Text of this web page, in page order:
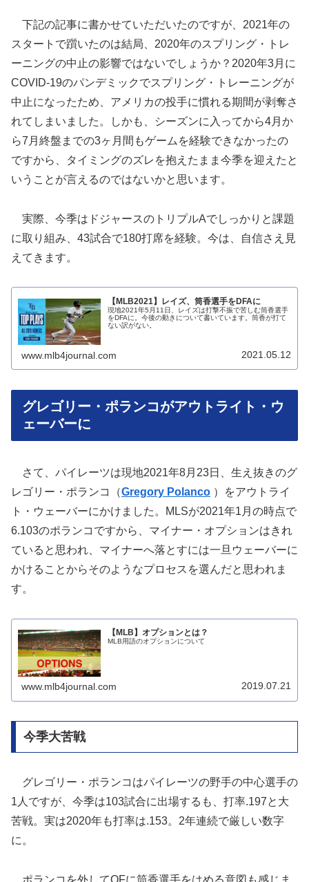
下記の記事に書かせていただいたのですが、2021年の
スタートで躓いたのは結局、2020年のスプリング・トレ
ーニングの中止の影響ではないでしょうか？2020年3月に
COVID-19のパンデミックでスプリング・トレーニングが
中止になったため、アメリカの投手に慣れる期間が剥奪さ
れてしまいました。しかも、シーズンに入ってから4月か
ら7月終盤までの3ヶ月間もゲームを経験できなかったの
ですから、タイミングのズレを抱えたまま今季を迎えたと
いうことが言えるのではないかと思います。
実際、今季はドジャースのトリプルAでしっかりと課題
に取り組み、43試合で180打席を経験。今は、自信さえ見
えてきます。
【MLB2021】レイズ、筒香選手をDFAに
現地2021年5月11日、レイズは打撃不振で苦しむ筒香選手
をDFAに。今後の動きについて書いています。筒香が打て
ない訳がない。
www.mlb4journal.com 2021.05.12
グレゴリー・ポランコがアウトライト・ウ
ェーバーに
さて、パイレーツは現地2021年8月23日、生え抜きのグ
レゴリー・ポランコ（Gregory Polanco ）をアウトライ
ト・ウェーバーにかけました。MLSが2021年1月の時点で
6.103のポランコですから、マイナー・オプションはきれ
ていると思われ、マイナーへ落とすには一旦ウェーバーに
かけることからそのようなプロセスを選んだと思われま
す。
【MLB】オプションとは？
MLB用語のオプションについて
www.mlb4journal.com 2019.07.21
今季大苦戦
グレゴリー・ポランコはパイレーツの野手の中心選手の
1人ですが、今季は103試合に出場するも、打率.197と大
苦戦。実は2020年も打率は.153。2年連続で厳しい数字
に。
ポランコを外してOFに筒香選手をはめる意図も感じま